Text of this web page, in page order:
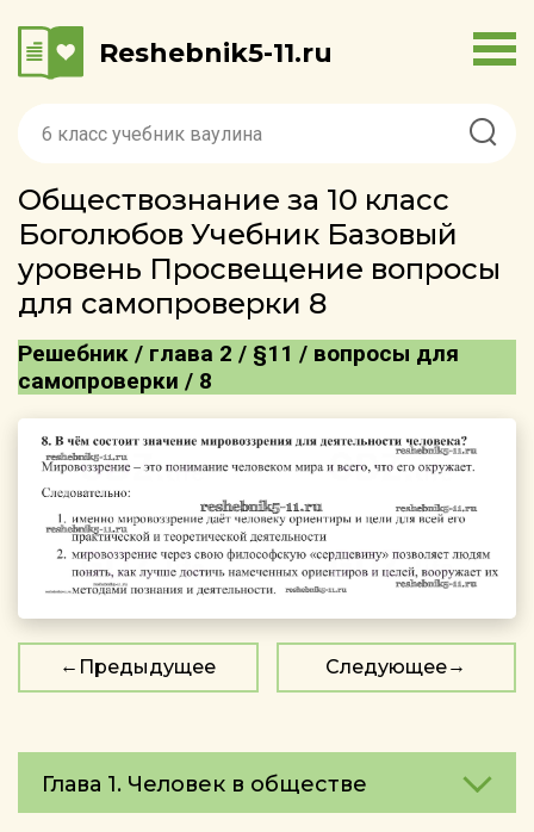
Reshebnik5-11.ru
Обществознание за 10 класс
Боголюбов Учебник Базовый
уровень Просвещение вопросы
для самопроверки 8
Решебник / глава 2 / §11 / вопросы для
самопроверки / 8
Предыдущее Следующее
Глава 1. Человек в обществе